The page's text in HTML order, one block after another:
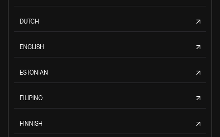
DUTCH
ENGLISH
ESTONIAN
FILIPINO
FINNISH